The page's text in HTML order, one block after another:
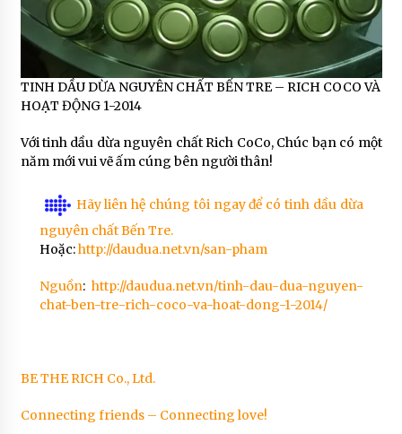
TINH DẦU DỪA NGUYÊN CHẤT BẾN TRE – RICH COCO VÀ
HOẠT ĐỘNG 1-2014
Với tinh dầu dừa nguyên chất Rich CoCo, Chúc bạn có một
năm mới vui vẽ ấm cúng bên người thân!
Hãy liên hệ chúng tôi ngay để có tinh dầu dừa
nguyên chất Bến Tre.
Hoặc:http://daudua.net.vn/san-pham
Nguồn: http://daudua.net.vn/tinh-dau-dua-nguyen-
chat-ben-tre-rich-coco-va-hoat-dong-1-2014/
BE THE RICH Co., Ltd.
Connecting friends – Connecting love!